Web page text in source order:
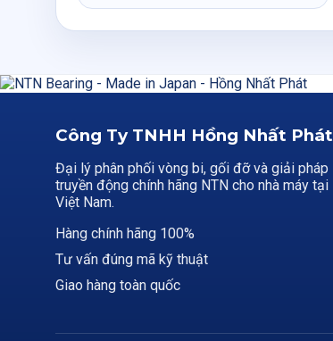
Công Ty TNHH Hồng Nhất Phát
Đại lý phân phối vòng bi, gối đỡ và giải pháp
truyền động chính hãng NTN cho nhà máy tại
Việt Nam.
Hàng chính hãng 100%
Tư vấn đúng mã kỹ thuật
Giao hàng toàn quốc